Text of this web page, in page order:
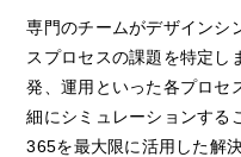
専門のチームがデザインシ
スプロセスの課題を特定し
発、運用といった各プロセ
細にシミュレーションする
365を最大限に活用した解